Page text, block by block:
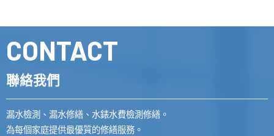
CONTACT
聯絡我們
漏水檢測、漏水修繕、水錶水費檢測修繕。
為每個家庭提供最優質的修繕服務。